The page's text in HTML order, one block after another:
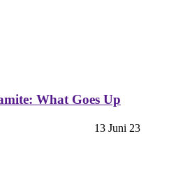
What Goes Up
13 Juni 23